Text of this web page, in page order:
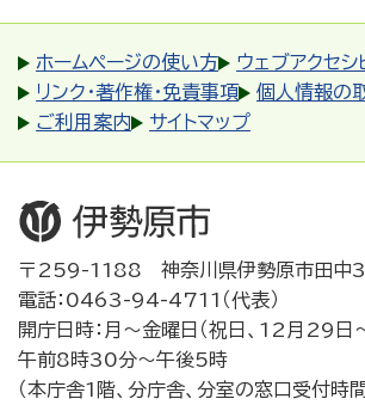
ホームページの使い方
ウェブアクセシ
リンク・著作権・免責事項
個人情報の
ご利用案内
サイトマップ
〒259-1188 神奈川県伊勢原市田中
電話：0463-94-4711（代表）
開庁日時：月～金曜日（祝日、12月29日
午前8時30分～午後5時
（本庁舎1階、分庁舎、分室の窓口受付